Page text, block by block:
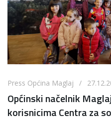
Press Općina Maglaj /
Općinski načelnik
korisnicima Centra za